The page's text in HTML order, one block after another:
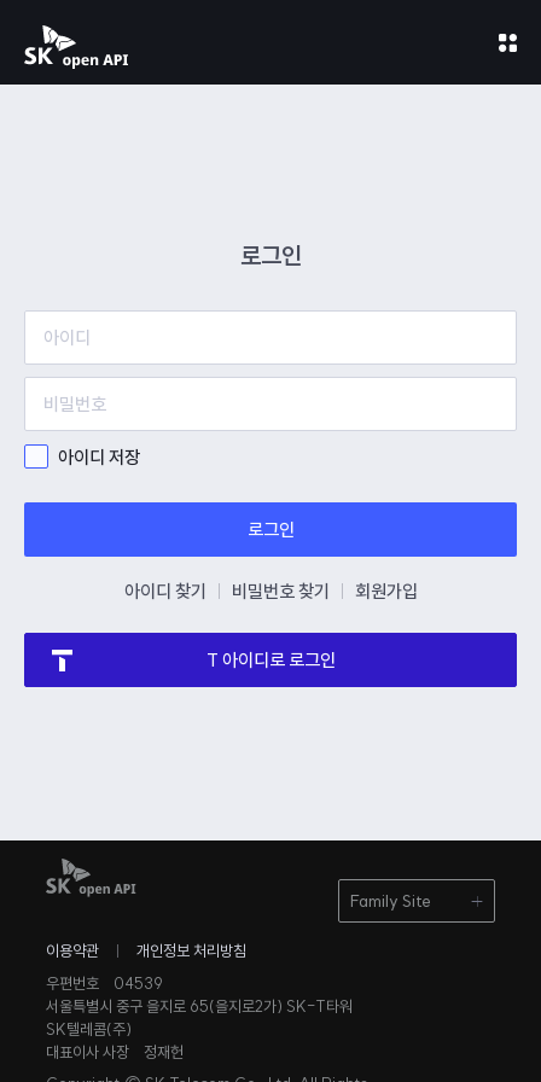
로그인
아이디 저장
로그인
아이디 찾기 비밀번호 찾기 회원가입
T 아이디로 로그인
이용약관
개인정보 처리방침
우편번호 04539
서울특별시 중구 을지로 65(을지로2가) SK-T타워
SK텔레콤(주)
대표이사 사장 정재헌
Family Site